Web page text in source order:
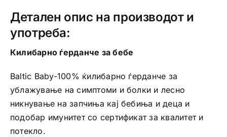
термофорче
количина
Детален опис на производот и
употреба:
Килибарно ѓерданче за бебе
Baltic Baby-100% ќилибарно ѓерданче за
ублажување на симптоми и болки и лесно
никнување на запчиња кај бебиња и деца и
подобар имунитет со сертификат за квалитет и
потекло.